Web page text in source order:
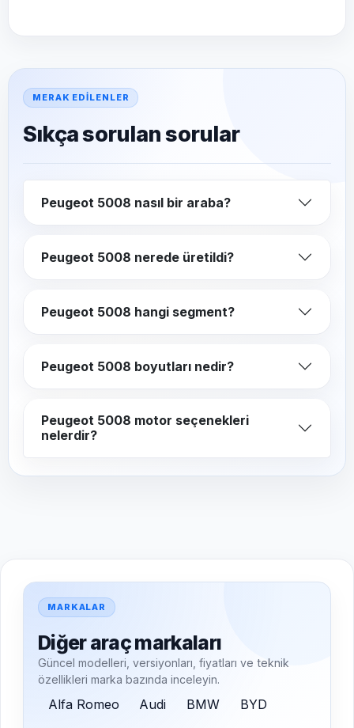
MERAK EDILENLER
Sıkça sorulan sorular
Peugeot 5008 nasıl bir araba?
Peugeot 5008 nerede üretildi?
Peugeot 5008 hangi segment?
Peugeot 5008 boyutları nedir?
Peugeot 5008 motor seçenekleri
nelerdir?
MARKALAR
Diğer araç markaları
Güncel modelleri, versiyonları, fiyatları ve teknik
özellikleri marka bazında inceleyin.
Alfa Romeo Audi BMW BYD